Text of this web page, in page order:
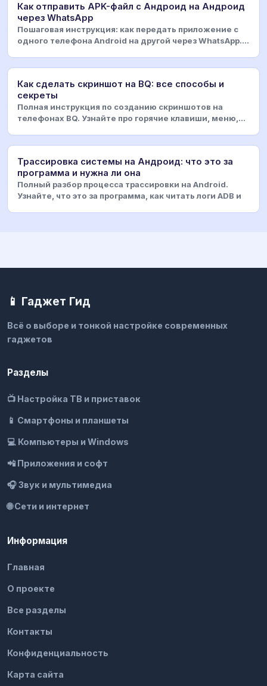
Как отправить APK-файл с Андроид на Андроид
через WhatsApp
Пошаговая инструкция: как передать приложение с
одного телефона Android на другой через WhatsApp.
Как сделать скриншот на BQ: все способы и
секреты
Полная инструкция по созданию скриншотов на
телефонах BQ. Узнайте про горячие клавиши, меню,
Трассировка системы на Андроид: что это за
программа и нужна ли она
Полный разбор процесса трассировки на Android.
Узнайте, что это за программа, как читать логи ADB и
📱 Гаджет Гид
Всё о выборе и тонкой настройке современных
гаджетов
Разделы
📺 Настройка ТВ и приставок
📱 Смартфоны и планшеты
💻 Компьютеры и Windows
📲 Приложения и софт
🎧 Звук и мультимедиа
🌐 Сети и интернет
Информация
Главная
О проекте
Все разделы
Контакты
Конфиденциальность
Карта сайта